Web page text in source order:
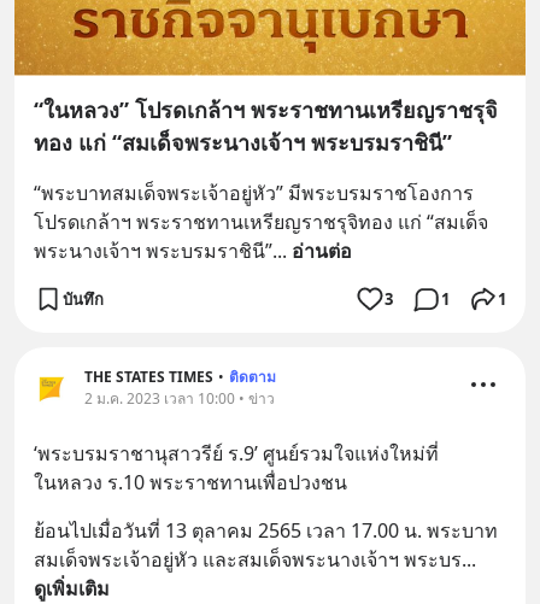
“ในหลวง” โปรดเกล้าฯ พระราชทานเหรียญราชรุจิ
ทอง แก่ “สมเด็จพระนางเจ้าฯ พระบรมราชินี”
“พระบาทสมเด็จพระเจ้าอยู่หัว” มีพระบรมราชโองการ
โปรดเกล้าฯ พระราชทานเหรียญราชรุจิทอง แก่ “สมเด็จ
พระนางเจ้าฯ พระบรมราชินี”... อ่านต่อ
บันทึก 3 1 1
THE STATES TIMES • ติดตาม
2 ม.ค. 2023 เวลา 10:00 • ข่าว
‘พระบรมราชานุสาวรีย์ ร.9’ ศูนย์รวมใจแห่งใหม่ที่
ในหลวง ร.10 พระราชทานเพื่อปวงชน
ย้อนไปเมื่อวันที่ 13 ตุลาคม 2565 เวลา 17.00 น. พระบาท
สมเด็จพระเจ้าอยู่หัว และสมเด็จพระนางเจ้าฯ พระบร...
ดูเพิ่มเติม